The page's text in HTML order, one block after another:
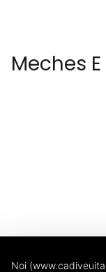
Meches
Noi